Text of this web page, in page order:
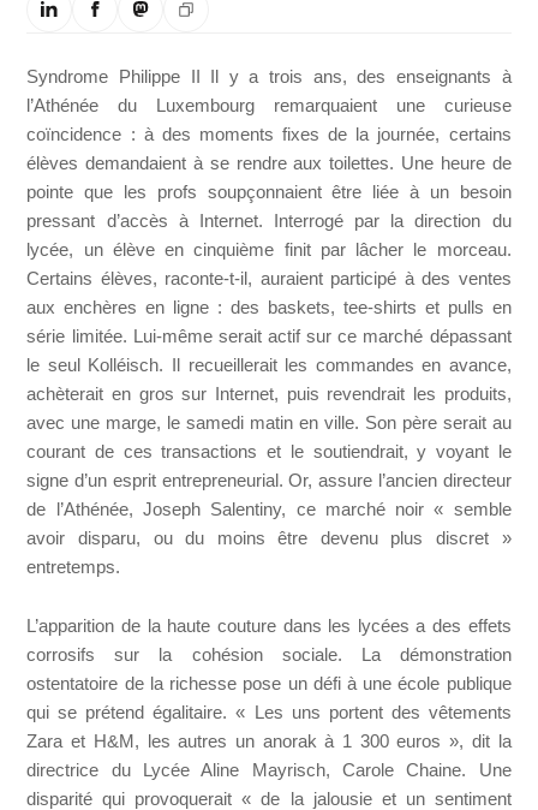
Syndrome Philippe II Il y a trois ans, des enseignants à
l’Athénée du Luxembourg remarquaient une curieuse
coïncidence : à des moments fixes de la journée, certains
élèves demandaient à se rendre aux toilettes. Une heure de
pointe que les profs soupçonnaient être liée à un besoin
pressant d’accès à Internet. Interrogé par la direction du
lycée, un élève en cinquième finit par lâcher le morceau.
Certains élèves, raconte-t-il, auraient participé à des ventes
aux enchères en ligne : des baskets, tee-shirts et pulls en
série limitée. Lui-même serait actif sur ce marché dépassant
le seul Kolléisch. Il recueillerait les commandes en avance,
achèterait en gros sur Internet, puis revendrait les produits,
avec une marge, le samedi matin en ville. Son père serait au
courant de ces transactions et le soutiendrait, y voyant le
signe d’un esprit entrepreneurial. Or, assure l’ancien directeur
de l’Athénée, Joseph Salentiny, ce marché noir « semble
avoir disparu, ou du moins être devenu plus discret »
entretemps.
L’apparition de la haute couture dans les lycées a des effets
corrosifs sur la cohésion sociale. La démonstration
ostentatoire de la richesse pose un défi à une école publique
qui se prétend égalitaire. « Les uns portent des vêtements
Zara et H&M, les autres un anorak à 1 300 euros », dit la
directrice du Lycée Aline Mayrisch, Carole Chaine. Une
disparité qui provoquerait « de la jalousie et un sentiment